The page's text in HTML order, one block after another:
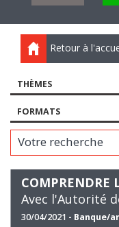
Retour à
THÈMES
FORMATS
Votre recherche
COMPRENDRE
Avec l'Autorité
30/04/2021 - Banque/